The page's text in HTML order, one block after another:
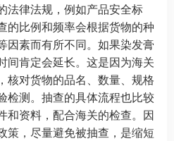
法律法规，例如产品安全标
的比例和频率会根据货物的种
因素而有所不同。如果染发膏
间肯定会延长。这是因为海关
核对货物的品名、数量、规格
检测。抽查的具体流程也比较
和资料，配合海关的检查。因
策，尽量避免被抽查，是缩短